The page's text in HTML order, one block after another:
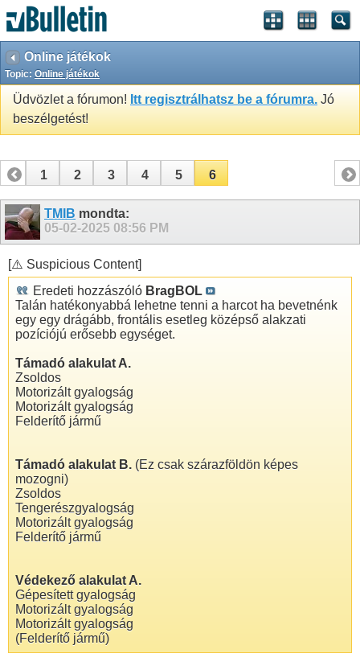
Online játékok
Topic: Online játékok
Üdvözlet a fórumon! Itt regisztrálhatsz be a fórumra. Jó
beszélgetést!
1 2 3 4 5 6
TMIB mondta:
05-02-2025 08:56 PM
[⚠️ Suspicious Content]
Eredeti hozzászóló BragBOL
Talán hatékonyabbá lehetne tenni a harcot ha bevetnénk
egy egy drágább, frontális esetleg középső alakzati
pozíciójú erősebb egységet.
Támadó alakulat A.
Zsoldos
Motorizált gyalogság
Motorizált gyalogság
Felderítő jármű
Támadó alakulat B. (Ez csak szárazföldön képes
mozogni)
Zsoldos
Tengerészgyalogság
Motorizált gyalogság
Felderítő jármű
Védekező alakulat A.
Gépesített gyalogság
Motorizált gyalogság
Motorizált gyalogság
(Felderítő jármű)